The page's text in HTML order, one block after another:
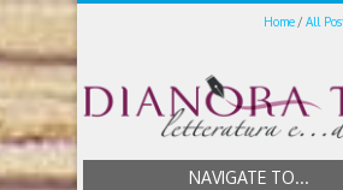
Home All
NAVIGATE TO...